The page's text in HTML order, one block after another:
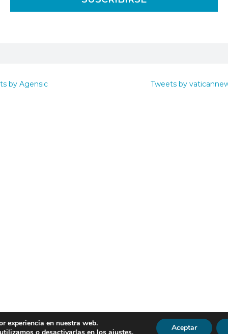
by Agensic Tweets by
| Todos los derechos reservados | Política de Privacidad |
experiencia en nuestra web.
Aceptar